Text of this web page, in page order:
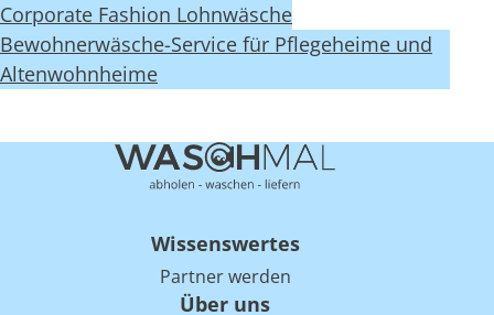
Corporate Fashion Lohnwäsche
Bewohnerwäsche-Service für Pflegeheime und
Altenwohnheime
Wissenswertes
Partner werden
Über uns